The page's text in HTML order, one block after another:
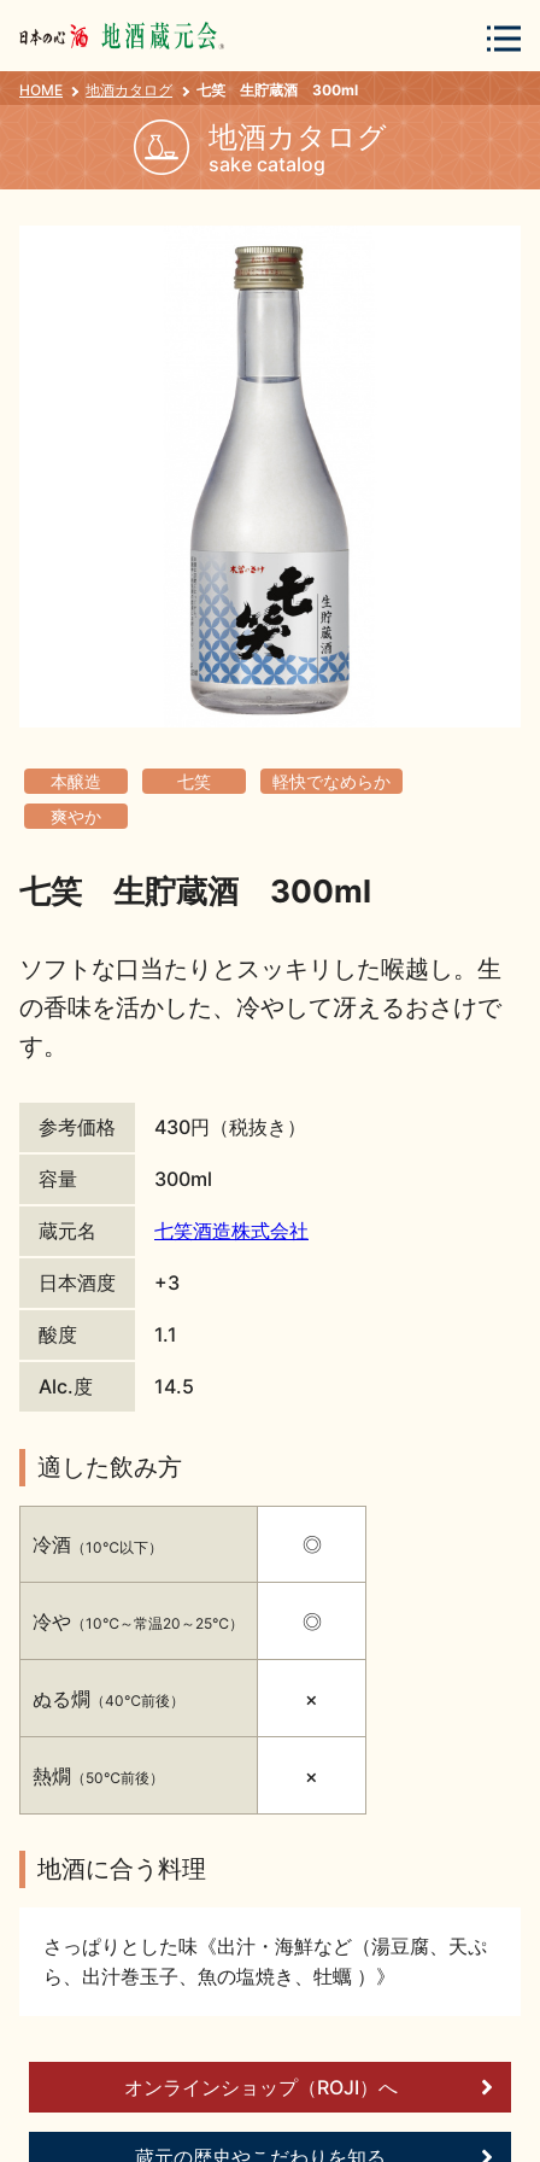
会員登録 ログイン
地酒カタログ
地酒解体新書
お楽しみコンテンツ
地酒川柳 地酒小説
イベント情報TOP 新商品・おすすめ商品
地酒蔵元会とは
HOME 地酒カタログ 七笑 生貯蔵酒 300ml
地酒カタログ
sake catalog
本醸造 七笑
軽快でなめらか
爽やか
七笑 生貯蔵酒 300ml
ソフトな口当たりとスッキリした喉越し。生
の香味を活かした、冷やして冴えるおさけで
す。
参考価格 430円（税抜き）
容量 300ml
蔵元名 七笑酒造株式会社
日本酒度 +3
酸度 1.1
Alc.度 14.5
適した飲み方
冷酒 （10℃以下）
冷や （10℃～常温20～25℃）
ぬる燗 （40℃前後）
熱燗 （50℃前後）
◎
◎
×
×
地酒に合う料理
さっぱりとした味《出汁・海鮮など（湯豆腐、天ぷ
ら、出汁巻玉子、魚の塩焼き、牡蠣 ）》
オンラインショップ（ROJI）へ